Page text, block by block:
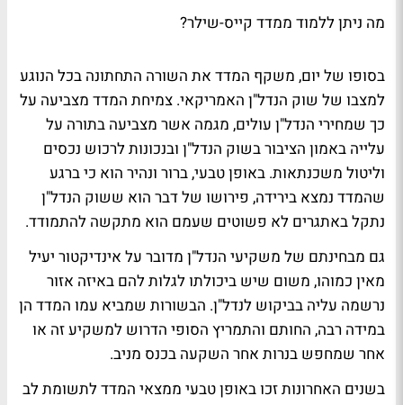
מה ניתן ללמוד ממדד קייס-שילר?
בסופו של יום, משקף המדד את השורה התחתונה בכל הנוגע
למצבו של שוק הנדל"ן האמריקאי. צמיחת המדד מצביעה על
כך שמחירי הנדל"ן עולים, מגמה אשר מצביעה בתורה על
עלייה באמון הציבור בשוק הנדל"ן ובנכונות לרכוש נכסים
וליטול משכנתאות. באופן טבעי, ברור ונהיר הוא כי ברגע
שהמדד נמצא בירידה, פירושו של דבר הוא ששוק הנדל"ן
נתקל באתגרים לא פשוטים שעמם הוא מתקשה להתמודד.
גם מבחינתם של משקיעי הנדל"ן מדובר על אינדיקטור יעיל
מאין כמוהו, משום שיש ביכולתו לגלות להם באיזה אזור
נרשמה עליה בביקוש לנדל"ן. הבשורות שמביא עמו המדד הן
במידה רבה, החותם והתמריץ הסופי הדרוש למשקיע זה או
אחר שמחפש בנרות אחר השקעה בכנס מניב.
בשנים האחרונות זכו באופן טבעי ממצאי המדד לתשומת לב